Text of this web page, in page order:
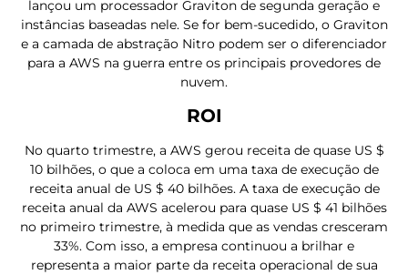
lançou um processador Graviton de segunda geração e
instâncias baseadas nele. Se for bem-sucedido, o Graviton
e a camada de abstração Nitro podem ser o diferenciador
para a AWS na guerra entre os principais provedores de
nuvem.
ROI
No quarto trimestre, a AWS gerou receita de quase US $
10 bilhões, o que a coloca em uma taxa de execução de
receita anual de US $ 40 bilhões. A taxa de execução de
receita anual da AWS acelerou para quase US $ 41 bilhões
no primeiro trimestre, à medida que as vendas cresceram
33%. Com isso, a empresa continuou a brilhar e
representa a maior parte da receita operacional de sua